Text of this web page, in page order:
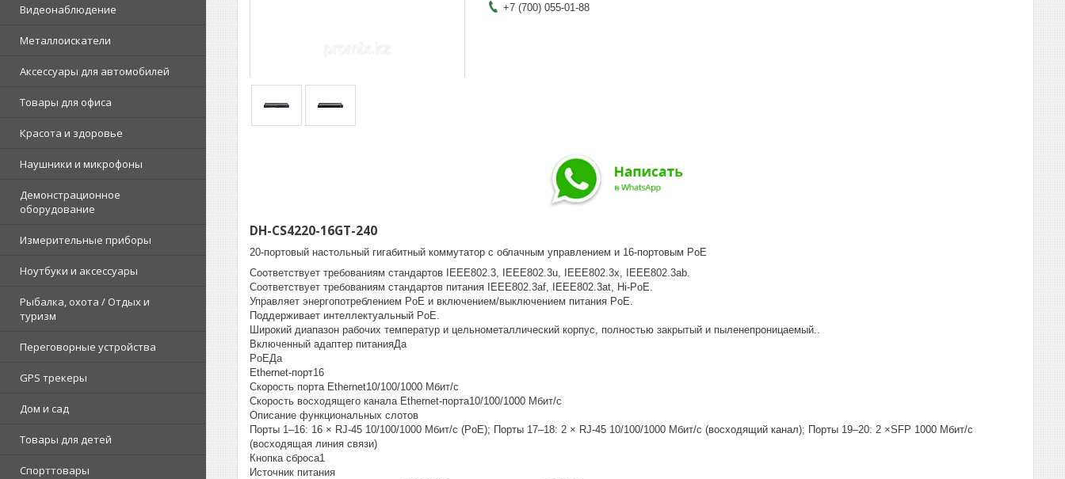
Видеонаблюдение
Металлоискатели
Аксессуары для автомобилей
Товары для офиса
Красота и здоровье
Наушники и микрофоны
Демонстрационное
оборудование
Измерительные приборы
Ноутбуки и аксессуары
Рыбалка, охота / Отдых и
туризм
Переговорные устройства
GPS трекеры
Дом и сад
Товары для детей
Спорттовары
+7 (700) 055-01-88
DH-CS4220-16GT-240
20-портовый настольный гигабитный коммутатор с облачным управлением и 16-портовым PoE
Соответствует требованиям стандартов IEEE802.3, IEEE802.3u, IEEE802.3x, IEEE802.3ab.
Соответствует требованиям стандартов питания IEEE802.3af, IEEE802.3at, Hi-PoE.
Управляет энергопотреблением PoE и включением/выключением питания PoE.
Поддерживает интеллектуальный PoE.
Широкий диапазон рабочих температур и цельнометаллический корпус, полностью закрытый и пыленепроницаемый..
Включенный адаптер питанияДа
PoEДа
Ethernet-порт16
Скорость порта Ethernet10/100/1000 Мбит/с
Скорость восходящего канала Ethernet-порта10/100/1000 Мбит/с
Описание функциональных слотов
Порты 1–16: 16 × RJ-45 10/100/1000 Мбит/с (PoE); Порты 17–18: 2 × RJ-45 10/100/1000 Мбит/с (восходящий канал); Порты 19–20: 2 ×SFP 1000 Мбит/с
(восходящая линия связи)
Кнопка сброса1
Источник питания